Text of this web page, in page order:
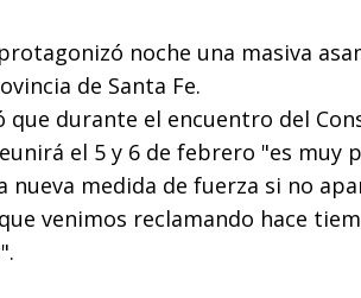
noche una masiva
de Santa Fe.
que durante el encuentro del
el 5 y 6 de febrero "es muy
nueva medida de fuerza si no
venimos reclamando hace